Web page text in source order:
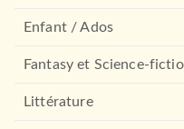
Enfant / Ados
Fantasy et Science-
Littérature